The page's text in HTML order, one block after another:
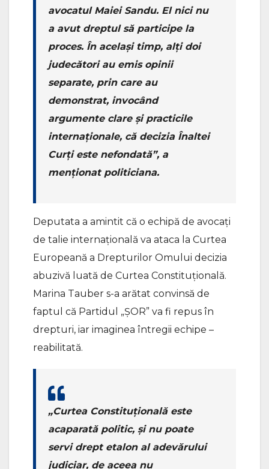
avocatul Maiei Sandu. El nici nu
a avut dreptul să participe la
proces. În același timp, alți doi
judecători au emis opinii
separate, prin care au
demonstrat, invocând
argumente clare și practicile
internaționale, că decizia Înaltei
Curți este nefondată”, a
menționat politiciana.
Deputata a amintit că o echipă de avocați
de talie internațională va ataca la Curtea
Europeană a Drepturilor Omului decizia
abuzivă luată de Curtea Constituțională.
Marina Tauber s-a arătat convinsă de
faptul că Partidul „ȘOR” va fi repus în
drepturi, iar imaginea întregii echipe –
reabilitată.
„Curtea Constituțională este
acaparată politic, și nu poate
servi drept etalon al adevărului
judiciar, de aceea nu